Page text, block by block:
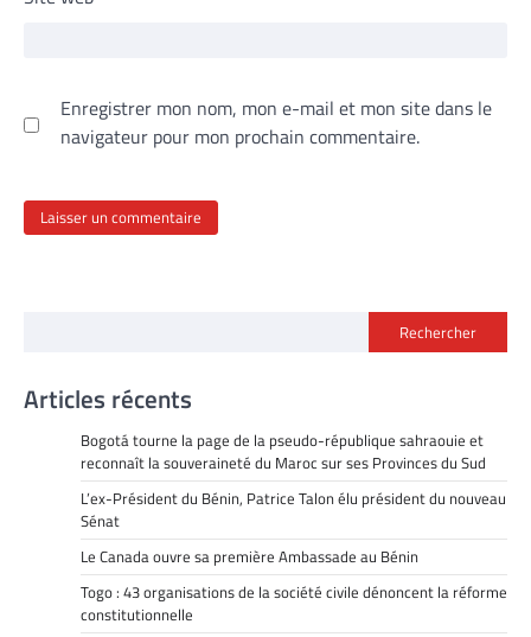
Enregistrer mon nom, mon e-mail et mon site dans le
navigateur pour mon prochain commentaire.
Rechercher
Articles récents
Bogotá tourne la page de la pseudo-république sahraouie et
reconnaît la souveraineté du Maroc sur ses Provinces du Sud
L’ex-Président du Bénin, Patrice Talon élu président du nouveau
Sénat
Le Canada ouvre sa première Ambassade au Bénin
Togo : 43 organisations de la société civile dénoncent la réforme
constitutionnelle